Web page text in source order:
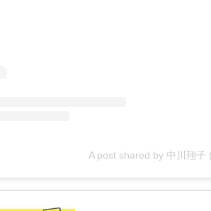
A post shared by 中川翔子